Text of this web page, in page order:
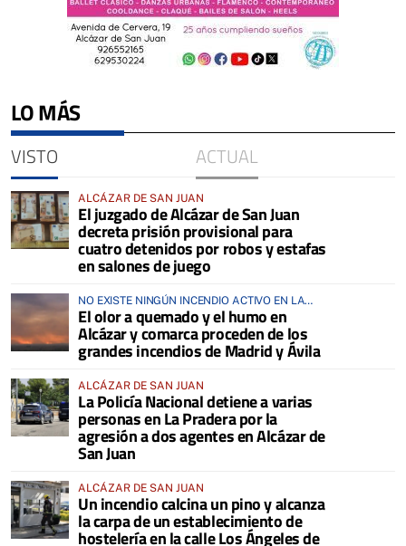
LO MÁS
VISTO ACTUAL
ALCÁZAR DE SAN JUAN
El juzgado de Alcázar de San Juan
decreta prisión provisional para
cuatro detenidos por robos y estafas
en salones de juego
NO EXISTE NINGÚN INCENDIO ACTIVO EN LA
COMARCA
El olor a quemado y el humo en
Alcázar y comarca proceden de los
grandes incendios de Madrid y Ávila
ALCÁZAR DE SAN JUAN
La Policía Nacional detiene a varias
personas en La Pradera por la
agresión a dos agentes en Alcázar de
San Juan
ALCÁZAR DE SAN JUAN
Un incendio calcina un pino y alcanza
la carpa de un establecimiento de
hostelería en la calle Los Ángeles de